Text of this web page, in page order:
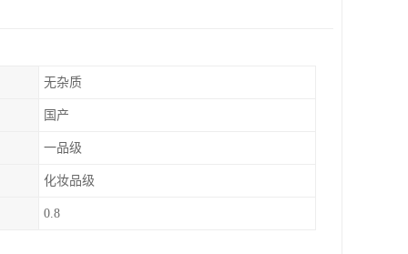
无杂质
国产
一品级
化妆品级
0.8